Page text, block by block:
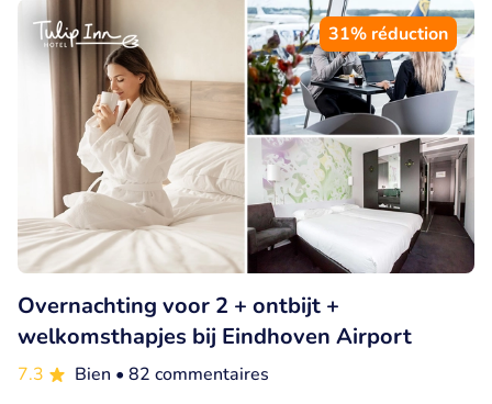
31% réduction
Overnachting voor 2 + ontbijt +
welkomsthapjes bij Eindhoven Airport
7.3 Bien • 82 commentaires